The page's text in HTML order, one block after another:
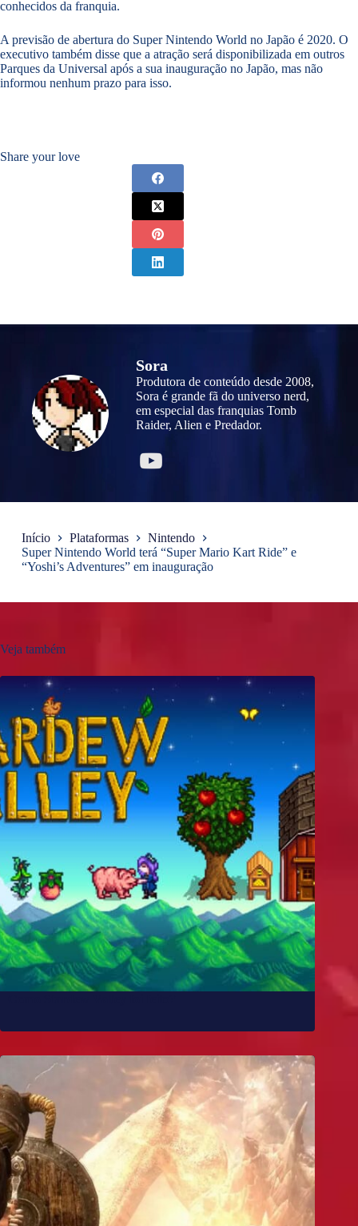
conhecidos da franquia.
A previsão de abertura do Super Nintendo World no Japão é 2020. O
executivo também disse que a atração será disponibilizada em outros
Parques da Universal após a sua inauguração no Japão, mas não
informou nenhum prazo para isso.
Share your love
Sora
Produtora de conteúdo desde 2008,
Sora é grande fã do universo nerd,
em especial das franquias Tomb
Raider, Alien e Predador.
Início Plataformas
Nintendo
Super Nintendo World terá “Super Mario Kart Ride” e
“Yoshi’s Adventures” em inauguração
Veja também